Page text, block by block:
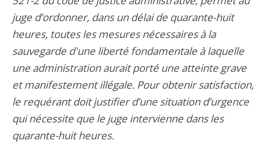
juge d’ordonner, dans un délai de quarante-huit
heures, toutes les mesures nécessaires à la
sauvegarde d'une liberté fondamentale à laquelle
une administration aurait porté une atteinte grave
et manifestement illégale. Pour obtenir satisfaction,
le requérant doit justifier d’une situation d’urgence
qui nécessite que le juge intervienne dans les
quarante-huit heures.